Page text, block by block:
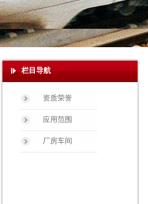
栏目导航
资质荣誉
应用范围
厂房车间